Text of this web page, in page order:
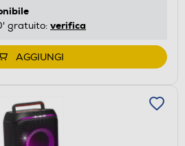
gratuito: verifica
AGGIUNGI